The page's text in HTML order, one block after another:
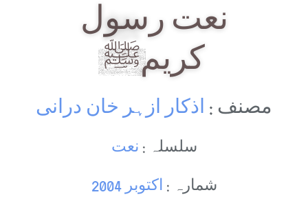
نعت رسول
کریمﷺ
مصنف : اذکار ازہر خان درانی
سلسلہ : نعت
شمارہ : اکتوبر 2004